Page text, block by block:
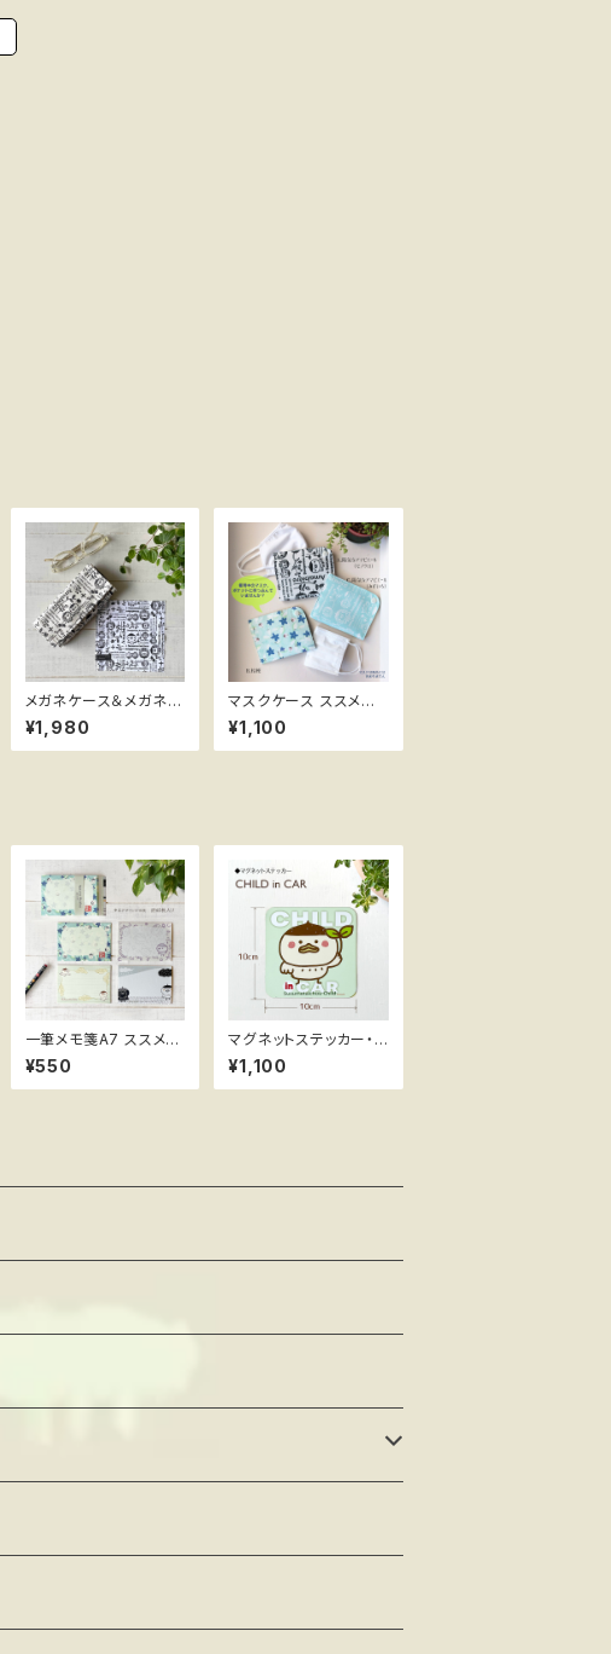
メガネケース＆メガネク
ロス ススメ隊長 ＊陽気
なアマビエール
¥1,980
マスクケース ススメ隊
長
¥1,100
一筆メモ箋A7 ススメ隊
長 ＊桔梗
¥550
マグネットステッカー・
車OK ススメ隊長 ＊CH
ILD in CAR
¥1,100